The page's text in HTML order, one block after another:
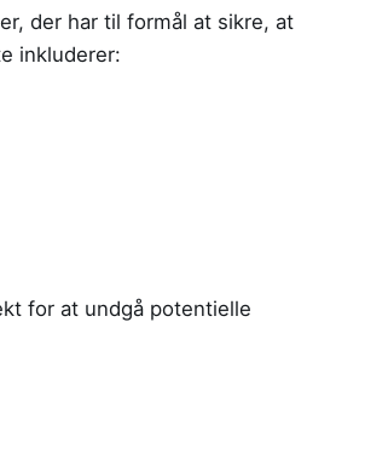
der har til formål at sikre, at
inkluderer:
for at undgå potentielle